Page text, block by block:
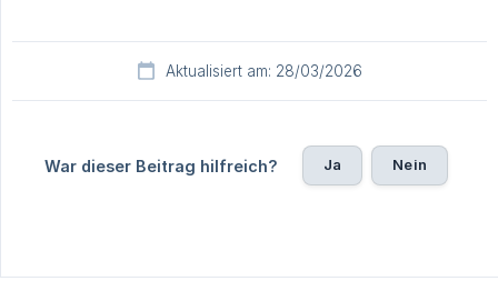
Aktualisiert am: 28/03/2026
War dieser Beitrag hilfreich? Ja Nein